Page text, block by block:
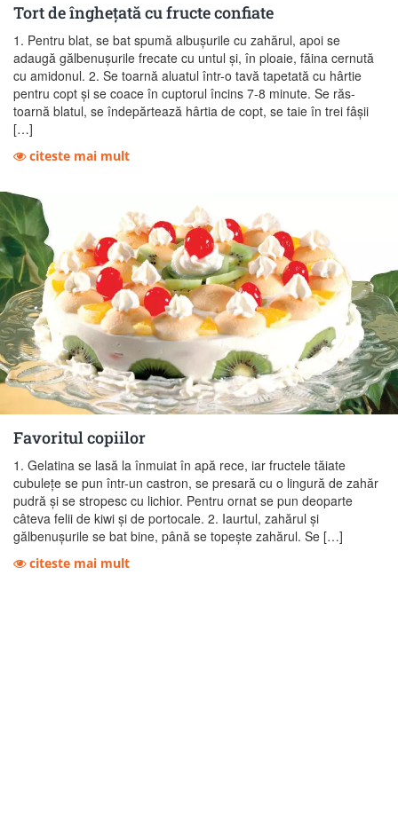
Tort de îngheţată cu fructe confiate
1. Pentru blat, se bat spumă albuşurile cu zahărul, apoi se
adaugă gălbenuşurile frecate cu untul şi, în ploaie, făina cernută
cu amidonul. 2. Se toarnă aluatul într-o tavă tapetată cu hârtie
pentru copt şi se coace în cuptorul încins 7-8 minute. Se răs-
toarnă blatul, se îndepărtează hârtia de copt, se taie în trei fâşii
[…]
citeste mai mult
Favoritul copiilor
1. Gelatina se lasă la înmuiat în apă rece, iar fructele tăiate
cubuleţe se pun într-un castron, se presară cu o lingură de zahăr
pudră şi se stro­pesc cu lichior. Pentru ornat se pun deoparte
câteva felii de kiwi şi de portocale. 2. Iaurtul, zahărul şi
gălbenuşurile se bat bine, până se topeşte zahărul. Se […]
citeste mai mult